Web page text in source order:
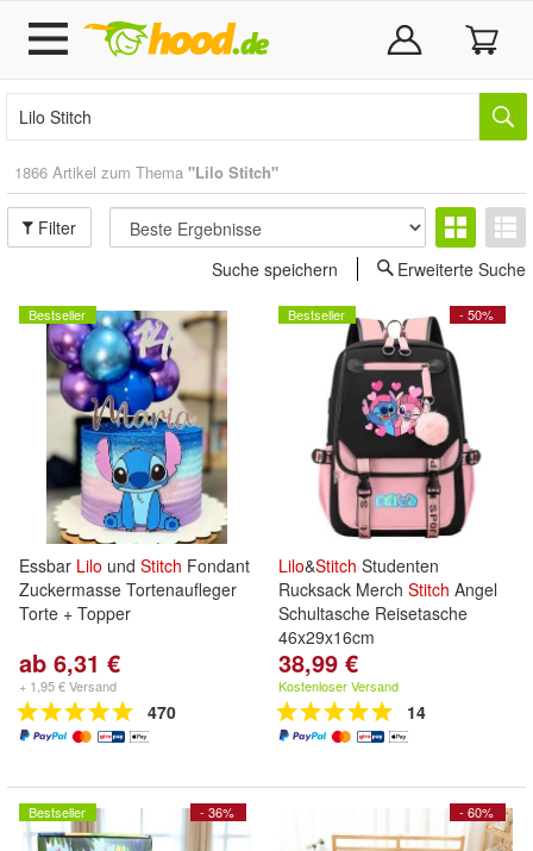
1866 Artikel zum Thema "Lilo Stitch"
Filter
Suche speichern
Erweiterte Suche
Bestseller
Essbar Lilo und Stitch Fondant
Zuckermasse Tortenaufleger
Torte + Topper
ab 6,31 €
+ 1,95 € Versand
470
- 50%
Bestseller
Lilo&Stitch Studenten
Rucksack Merch Stitch Angel
Schultasche Reisetasche
46x29x16cm
38,99 €
Kostenloser Versand
14
- 36%
Bestseller - 60%